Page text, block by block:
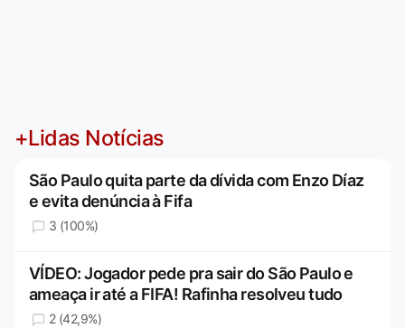
+Lidas Notícias
São Paulo quita parte da dívida com Enzo Díaz
e evita denúncia à Fifa
3 (100%)
VÍDEO: Jogador pede pra sair do São Paulo e
ameaça ir até a FIFA! Rafinha resolveu tudo
2 (42,9%)